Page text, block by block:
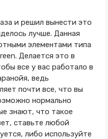
и решил вынести это
лучше. Данная
элементами типа
Делается это в
все у вас работало в
ведь
почти все, что вы
нормально
знают, что такое
ставьте любой
либо используйте